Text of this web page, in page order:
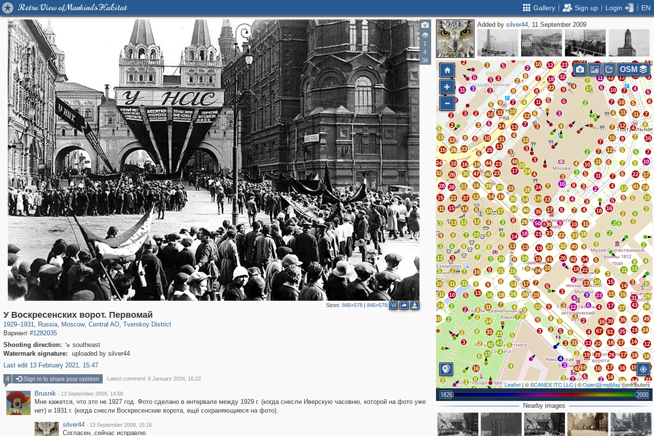
Retro View of Mankind's Habitat Gallery Sign up Login EN
1
4
3k
Sizes: 846×578| 846×578 W
У Воскресенских ворот. Первомай
1929–1931, Russia
1,406,257 29,243
, Moscow
319,779 8,286
, Central AO
159,978 5,916
, Tverskoy District
53,034 2,283
Вариант #1282035
Shooting direction:  southeast
Watermark signature:
uploaded by silver44
Last edit 13 February 2021, 15:47
Added bysilver44, 11 September 2009
7
6
3 3 9
16
6
14
11
14
12
8 10
7
12
20
14
17
37
31
37
27
66
11 12
9
13
7
10 7 4
5
5
9
11
10 6
20
10
15
6
7
16
8
11
11
12
4
7
5
9
7
15
12
7
7 5
6
7
10
17
22
41
6
7
4
12
8
5
16
18
3
2
11
3
8
3 5
10 11 6
7
2
4
3
16
3
3
4
3
6 2
2
7
4
10
6
17
4
7
8
23
32
18
9
5
11
8
22
7
8
5
9
2
10
2
8
12
2
2
3
2
3 5
3
3
3
5
3
5
11
2
2 2
3
3
5
8 10 31
14
11
10
9 7
4
10
13 7
12 6
3
10
4
13
3
48
23
25
44
6
19
40 23
29
47
16
12
37
21
30
28
16
10
26
32
24
26
15 23
12 8
13
5
2
5
2
29
25
31
31
9
6
21
28
15
11
15
21
16
13
3
9
6
9
12
7
10
8
7
4
10 9
3
8 8
4
4
7
13
14
3 26
8
17
10
12
6
14 19 35
29 22
17
23
24 4
16
14
120
24 7
13
35
46
34
18
50
23
23
23
20
22
9
17 6
8
4
7
10 11
4
5
18
33
9
40
32
26
42
41
10
24
16
19
19
13
9
15
9
10
21
14
8
16
17 7
10
28
9
22 3
3
6
2
18
34
22
13
9
10
7
23
15
15
6
4
12
4
3
2
4
16
67
51
39 35
22 18 17
26 17 18
14
25 19
27
29
24
49
36
43
31
15
17
14
3
11 15
8
29
4
9
2
3
3
5
2
5
2
2
5
5
3
3
15
18
12
18
19
15
21
11 9
2
4 6
5
2
12 2 4
3
2 17
17
14
42
10
5
9
3
6
7 14
17
16
16
16
28
24
19
13
11
6
3
2
42
3
4
3 7
6
6
2
3
2 3
4
8
4
2
16
6 13 4
43
42
23
5
5
3 2 5
9
8
9
8
7
9
18
7
16
11 4
14
31
8
2
8
2
2
5 13
9 9
7
11
11
2
3
12
3
5
5
5
2
14
11
10
10
10
4
2
2
3
2
2
2
2
2
2
3
2
2
2
Leaflet | ©SCANEX ITC LLC| ©OpenStreetMapcontributors
1826 2000
OSM
Nearby images
4 Sign in to share your opinion Latest comment: 6 January 2024, 16:22
Brusnik · 13 September 2009, 14:58
Мне кажется, что это не 1927 год. Фото сделано в интервале между 1929 г. (когда снесли Иверскую часовню, которой на фото уже
нет) и 1931 г. (когда снесли Воскресенские ворота, ещё сохраняющиеся на фото).
silver44 · 13 September 2009, 15:16
Согласен..сейчас исправлю